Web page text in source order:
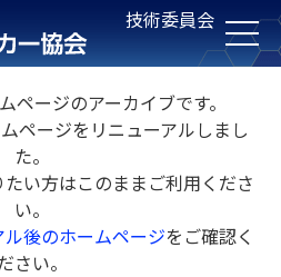
技術委員会
ページのアーカイブです。
ページをリニューアルしまし
た。
い方はこのままご利用くださ
い。
ル後のホームページをご確認く
さい。